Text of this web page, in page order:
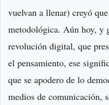
vuelvan a llenar) creyó
metodológica. Aún hoy, y
revolución digital, que
el pensamiento, ese
que se apodero de lo
medios de comunicación,